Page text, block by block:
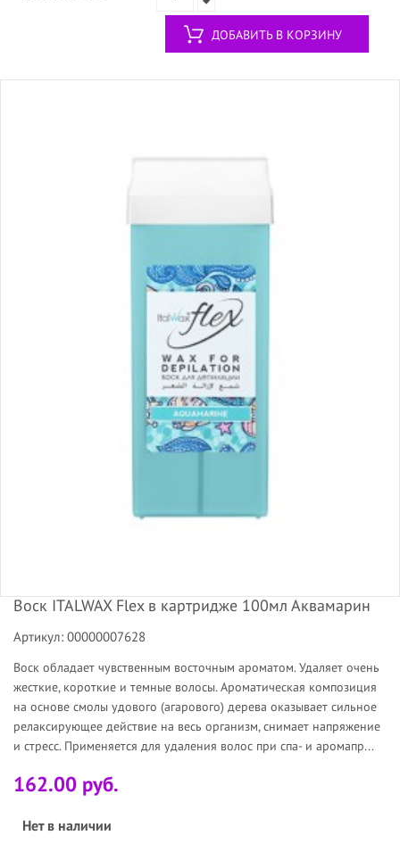
ДОБАВИТЬ В КОРЗИНУ
Воск ITALWAX Flex в картридже 100мл Аквамарин
Артикул: 00000007628
Воск обладает чувственным восточным ароматом. Удаляет очень
жесткие, короткие и темные волосы. Ароматическая композиция
на основе смолы удового (агарового) дерева оказывает сильное
релаксирующее действие на весь организм, снимает напряжение
и стресс. Применяется для удаления волос при спа- и аромапр...
162.00 руб.
Нет в наличии